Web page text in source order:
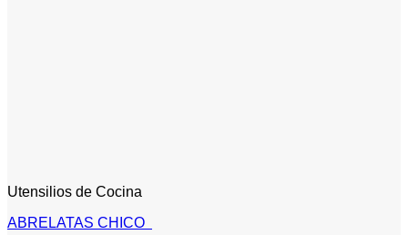
Utensilios de Cocina
ABRELATAS CHICO